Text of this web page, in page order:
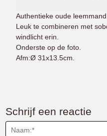
Authentieke oude
Leuk te combineren met
windlicht erin.
Onderste op de foto.
Afm:Ø 31x13.5cm.
Schrijf een reactie